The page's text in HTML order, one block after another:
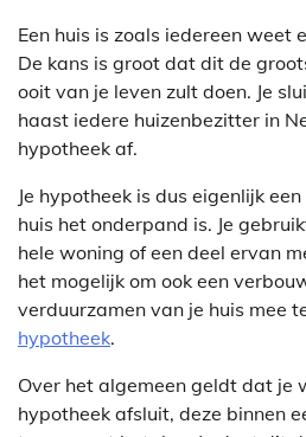
Een huis is zoals iedereen weet
De kans is groot dat dit de
ooit van je leven zult doen. Je
haast iedere huizenbezitter in
hypotheek af.
Je hypotheek is dus eigenlijk
huis het onderpand is. Je
hele woning of een deel ervan
het mogelijk om ook een
verduurzamen van je huis mee
hypotheek.
Over het algemeen geldt dat je
hypotheek afsluit, deze binnen